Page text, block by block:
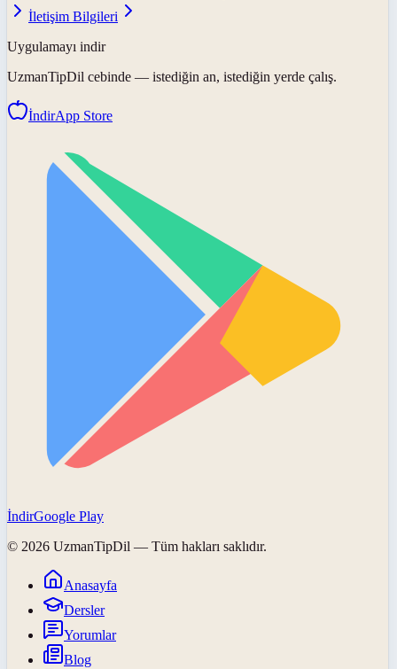
İletişim Bilgileri
Uygulamayı indir
UzmanTipDil cebinde — istediğin an, istediğin yerde çalış.
İndirApp Store
İndirGoogle Play
© 2026 UzmanTipDil — Tüm hakları saklıdır.
Anasayfa
Dersler
Yorumlar
Blog